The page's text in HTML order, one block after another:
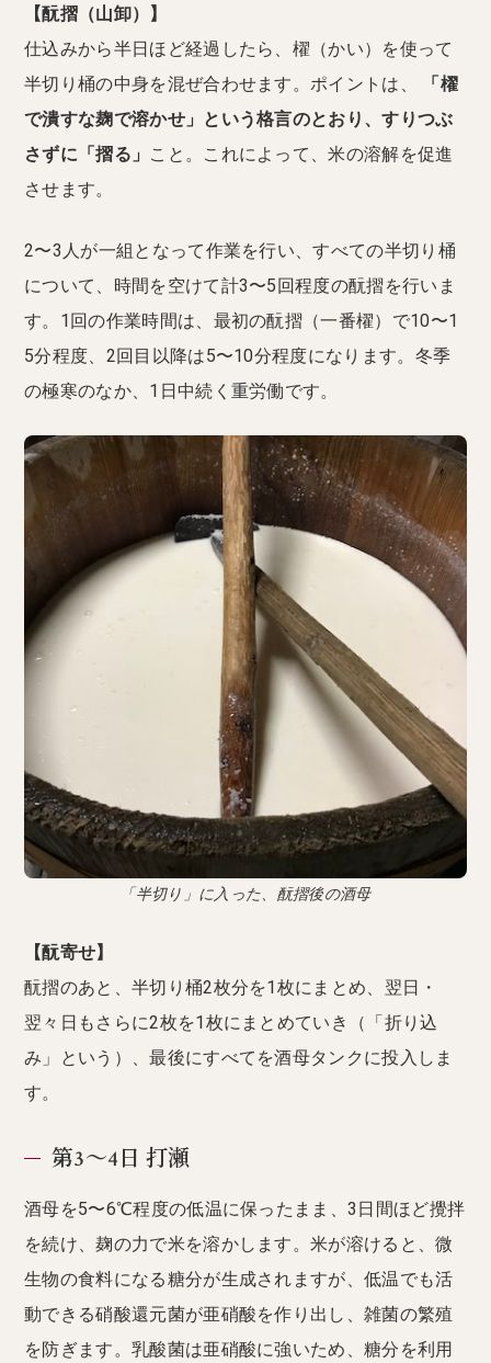
【酛摺（山卸）】
仕込みから半日ほど経過したら、櫂（かい）を使って
半切り桶の中身を混ぜ合わせます。ポイントは、
「櫂
で潰すな麹で溶かせ」という格言のとおり、すりつぶ
さずに「摺る」 こと。これによって、米の溶解を促進
させます。
2〜3人が一組となって作業を行い、すべての半切り桶
について、時間を空けて計3〜5回程度の酛摺を行いま
す。1回の作業時間は、最初の酛摺（一番櫂）で10〜1
5分程度、2回目以降は5〜10分程度になります。冬季
の極寒のなか、1日中続く重労働です。
「半切り」に入った、酛摺後の酒母
【酛寄せ】
酛摺のあと、半切り桶2枚分を1枚にまとめ、翌日・
翌々日もさらに2枚を1枚にまとめていき（「折り込
み」という）、最後にすべてを酒母タンクに投入しま
す。
第3〜4日 打瀬
酒母を5〜6℃程度の低温に保ったまま、3日間ほど攪拌
を続け、麹の力で米を溶かします。米が溶けると、微
生物の食料になる糖分が生成されますが、低温でも活
動できる硝酸還元菌が亜硝酸を作り出し、雑菌の繁殖
を防ぎます。乳酸菌は亜硝酸に強いため、糖分を利用